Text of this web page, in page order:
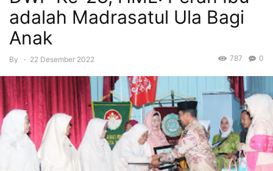
adalah Madrasatul Ula Bagi
Anak
By - 22 Desember 2022 0
787